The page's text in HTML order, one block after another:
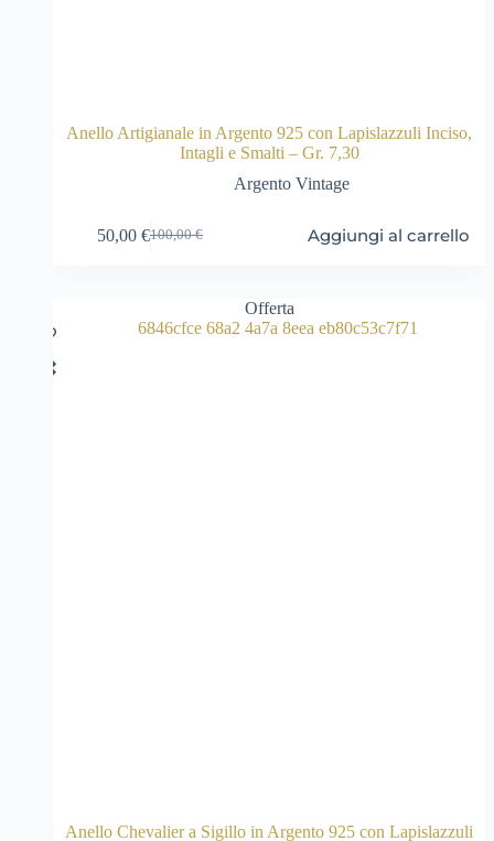
Anello Artigianale in Argento 925 con Lapislazzuli Inciso,
Intagli e Smalti – Gr. 7,30
Argento Vintage
100,00€
Il
100,00 €.
50,00 €Il
50,00 €.
Aggiungi al carrello
Offerta
Anello Chevalier a Sigillo in Argento 925 con Lapislazzuli